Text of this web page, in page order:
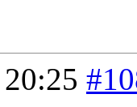
20:25